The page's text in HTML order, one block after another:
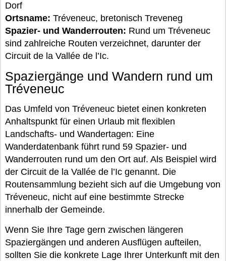
Dorf
Ortsname: Tréveneuc, bretonisch Treveneg
Spazier- und Wanderrouten: Rund um Tréveneuc
sind zahlreiche Routen verzeichnet, darunter der
Circuit de la Vallée de l’Ic.
Spaziergänge und Wandern rund um
Tréveneuc
Das Umfeld von Tréveneuc bietet einen konkreten
Anhaltspunkt für einen Urlaub mit flexiblen
Landschafts- und Wandertagen: Eine
Wanderdatenbank führt rund 59 Spazier- und
Wanderrouten rund um den Ort auf. Als Beispiel wird
der Circuit de la Vallée de l’Ic genannt. Die
Routensammlung bezieht sich auf die Umgebung von
Tréveneuc, nicht auf eine bestimmte Strecke
innerhalb der Gemeinde.
Wenn Sie Ihre Tage gern zwischen längeren
Spaziergängen und anderen Ausflügen aufteilen,
sollten Sie die konkrete Lage Ihrer Unterkunft mit den